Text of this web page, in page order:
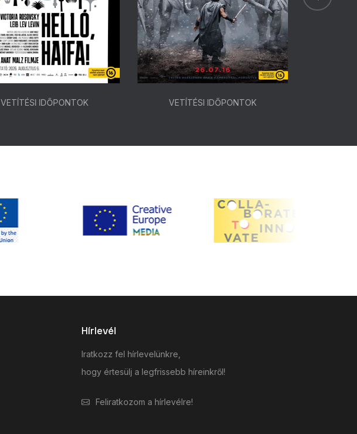
VETÍTÉSI IDŐPONTOK VETÍTÉSI IDŐPONTOK
Hírlevél
Iratkozz fel hírlevelünkre,
hogy értesülj a legfrissebb híreinkről!
Feliratkozom a hírlevélre!